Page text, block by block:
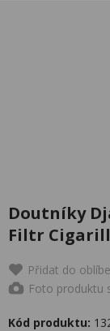
Doutníky
Filtr
Přidat do
Foto produktu
Kód produktu: